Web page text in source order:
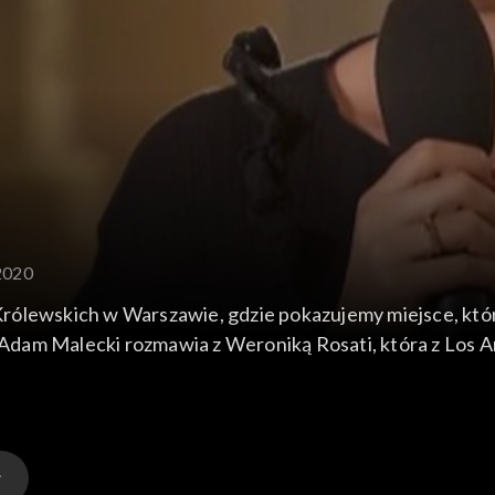
w Warszawie, gdzie pokazujemy miejsce,
Malecki rozmawia z Weroniką Rosati, która z Los